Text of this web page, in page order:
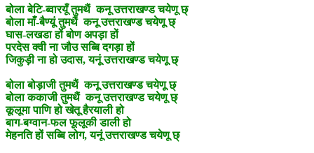
बोला बेटि-ब्वारयूँ तुमथैं कनू उत्तराखण्ड चयेणू छ्
बोला माँ-बैण्यूं तुमथैं कनू उत्तराखण्ड चयेणू छ्
घास-लखडा हों बोण अपड़ा हों
परदेस क्वी ना जौउ सब्बि दगड़ा हों
जिकुड़ी ना हो उदास, यनूं उत्तराखण्ड चयेणू छ्
बोला बोड़ाजी तुमथैं कनू उत्तराखण्ड चयेणू छ्
बोला ककाजी तुमथैं कनू उत्तराखण्ड चयेणू छ्
कूलूमा पाणि हो खेतू हैरयाली हो
बाग-बग्वान-फल फूलूकी डाली हो
मेहनति हों सब्बि लोग, यनूं उत्तराखण्ड चयेणू छ्